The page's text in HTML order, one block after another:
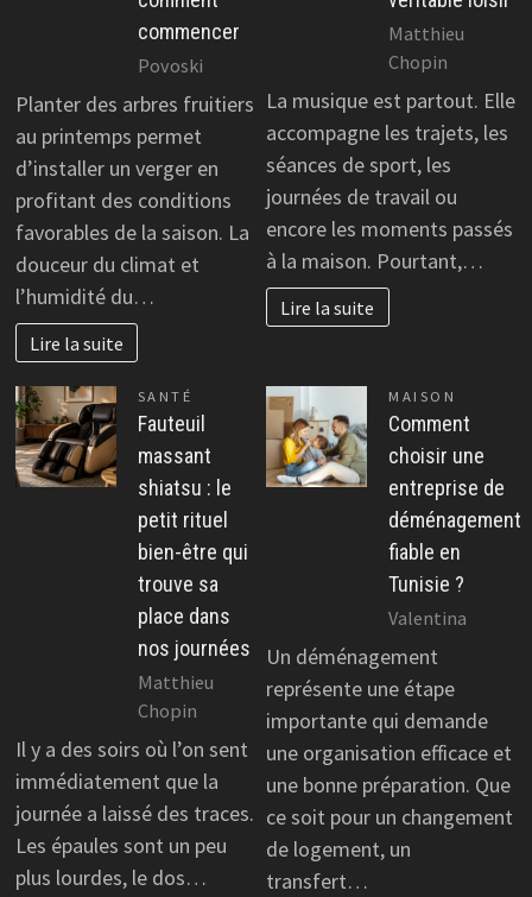
commencer
Povoski
Planter des arbres fruitiers
au printemps permet
d’installer un verger en
profitant des conditions
favorables de la saison. La
douceur du climat et
l’humidité du…
Lire la suite
Matthieu
Chopin
La musique est partout. Elle
accompagne les trajets, les
séances de sport, les
journées de travail ou
encore les moments passés
à la maison. Pourtant,…
Lire la suite
SANTÉ
Fauteuil
massant
shiatsu : le
petit rituel
bien-être qui
trouve sa
place dans
nos journées
Matthieu
Chopin
Il y a des soirs où l’on sent
immédiatement que la
journée a laissé des traces.
Les épaules sont un peu
plus lourdes, le dos…
MAISON
Comment
choisir une
entreprise de
déménagement
fiable en
Tunisie ?
Valentina
Un déménagement
représente une étape
importante qui demande
une organisation efficace et
une bonne préparation. Que
ce soit pour un changement
de logement, un
transfert…